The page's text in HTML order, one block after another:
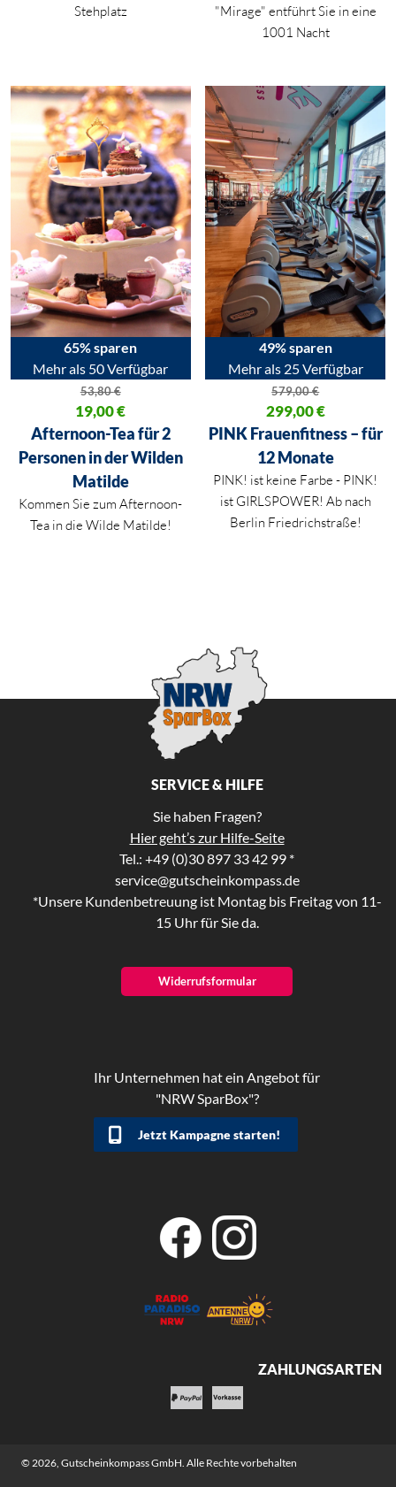
Stehplatz
"Mirage" entführt Sie in eine
1001 Nacht
65% sparen
Mehr als 50 Verfügbar
53,80€
Ursprünglicher Preis war: 53,80 €
19,00€
Aktueller Preis ist: 19,00 €.
Afternoon-Tea für 2
Personen in der Wilden
Matilde
Kommen Sie zum Afternoon-
Tea in die Wilde Matilde!
49% sparen
Mehr als 25 Verfügbar
579,00€
Ursprünglicher Preis war:
299,00€
Aktueller Preis ist: 299,00 €.
PINK Frauenfitness – für
12 Monate
PINK! ist keine Farbe - PINK!
ist GIRLSPOWER! Ab nach
Berlin Friedrichstraße!
SERVICE & HILFE
Sie haben Fragen?
Hier geht’s zur Hilfe-Seite
Tel.: +49 (0)30 897 33 42 99 *
service@gutscheinkompass.de
*Unsere Kundenbetreuung ist Montag bis Freitag von 11-
15 Uhr für Sie da.
Widerrufsformular
Ihr Unternehmen hat ein Angebot für
"NRW SparBox"?
Jetzt Kampagne starten!
ZAHLUNGSARTEN
© 2026, Gutscheinkompass GmbH. Alle Rechte vorbehalten